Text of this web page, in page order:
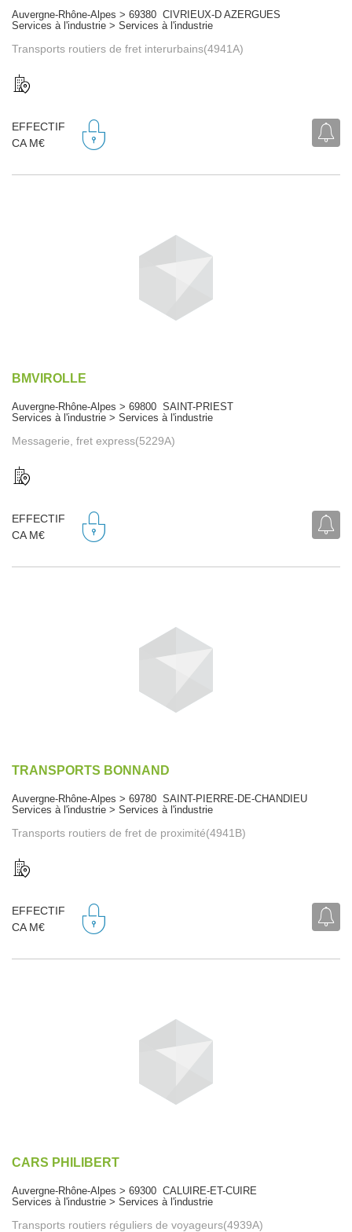
Auvergne-Rhône-Alpes > 69380 CIVRIEUX-D AZERGUES
Services à l'industrie > Services à l'industrie
Transports routiers de fret interurbains(4941A)
EFFECTIF
CA M€
BMVIROLLE
Auvergne-Rhône-Alpes > 69800 SAINT-PRIEST
Services à l'industrie > Services à l'industrie
Messagerie, fret express(5229A)
EFFECTIF
CA M€
TRANSPORTS BONNAND
Auvergne-Rhône-Alpes > 69780 SAINT-PIERRE-DE-CHANDIEU
Services à l'industrie > Services à l'industrie
Transports routiers de fret de proximité(4941B)
EFFECTIF
CA M€
CARS PHILIBERT
Auvergne-Rhône-Alpes > 69300 CALUIRE-ET-CUIRE
Services à l'industrie > Services à l'industrie
Transports routiers réguliers de voyageurs(4939A)